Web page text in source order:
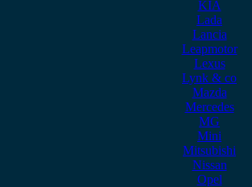
KIA
Lada
Lancia
Leapmotor
Lexus
Lynk & co
Mazda
Mercedes
MG
Mini
Mitsubishi
Nissan
Opel